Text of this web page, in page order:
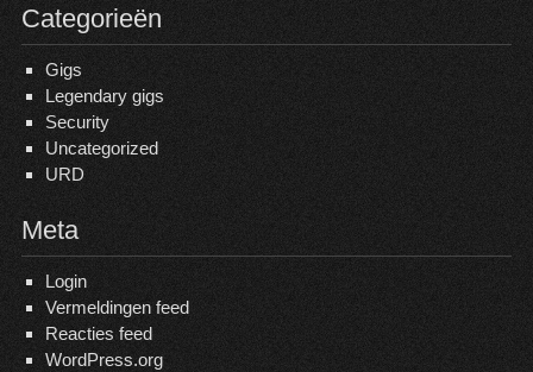
Categorieën
Gigs
Legendary gigs
Security
Uncategorized
URD
Meta
Login
Vermeldingen feed
Reacties feed
WordPress.org